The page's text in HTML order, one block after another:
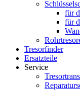
für
für
Tresorfinder
Ersatzteile
Service